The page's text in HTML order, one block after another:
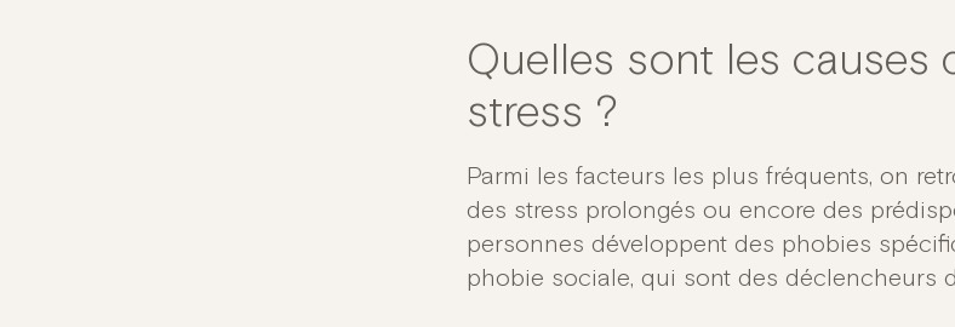
Quelles sont les causes
stress ?
Parmi les facteurs les plus fréquents, on
des stress prolongés ou encore des
personnes développent des phobies
phobie sociale, qui sont des déclencheurs